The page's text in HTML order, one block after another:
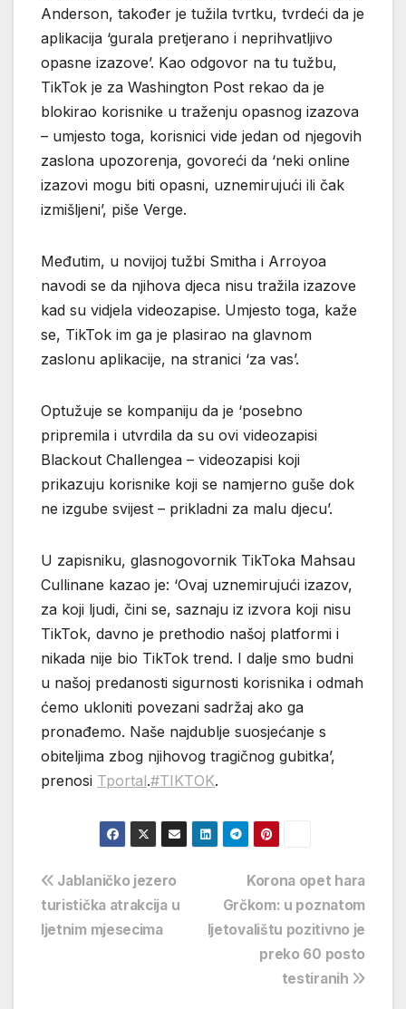
Anderson, također je tužila tvrtku, tvrdeći da je
aplikacija ‘gurala pretjerano i neprihvatljivo
opasne izazove’. Kao odgovor na tu tužbu,
TikTok je za Washington Post rekao da je
blokirao korisnike u traženju opasnog izazova
– umjesto toga, korisnici vide jedan od njegovih
zaslona upozorenja, govoreći da ‘neki online
izazovi mogu biti opasni, uznemirujući ili čak
izmišljeni’, piše Verge.
Međutim, u novijoj tužbi Smitha i Arroyoa
navodi se da njihova djeca nisu tražila izazove
kad su vidjela videozapise. Umjesto toga, kaže
se, TikTok im ga je plasirao na glavnom
zaslonu aplikacije, na stranici ‘za vas’.
Optužuje se kompaniju da je ‘posebno
pripremila i utvrdila da su ovi videozapisi
Blackout Challengea – videozapisi koji
prikazuju korisnike koji se namjerno guše dok
ne izgube svijest – prikladni za malu djecu’.
U zapisniku, glasnogovornik TikToka Mahsau
Cullinane kazao je: ‘Ovaj uznemirujući izazov,
za koji ljudi, čini se, saznaju iz izvora koji nisu
TikTok, davno je prethodio našoj platformi i
nikada nije bio TikTok trend. I dalje smo budni
u našoj predanosti sigurnosti korisnika i odmah
ćemo ukloniti povezani sadržaj ako ga
pronađemo. Naše najdublje suosjećanje s
obiteljima zbog njihovog tragičnog gubitka’,
prenosi Tportal.#TIKTOK.
Navigacija
objava
Korona opet hara
Grčkom: u poznatom
ljetovalištu pozitivno je
preko 60 posto
testiranih
Jablaničko jezero
turistička atrakcija u
ljetnim mjesecima